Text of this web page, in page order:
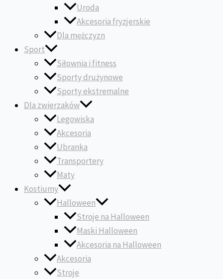
Uroda
Akcesoria fryzjerskie
Dla mężczyzn
Sport
Siłownia i fitness
Sporty drużynowe
Sporty ekstremalne
Dla zwierzaków
Legowiska
Akcesoria
Ubranka
Transportery
Maty
Kostiumy
Halloween
Stroje na Halloween
Maski Halloween
Akcesoria na Halloween
Akcesoria
Stroje